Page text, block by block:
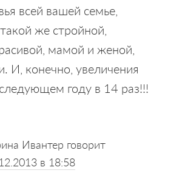
всей вашей семье,
же стройной,
мамой и женой,
И, конечно, увеличения
году в 14 раз!!!
Ивантер говорит
в 18:58